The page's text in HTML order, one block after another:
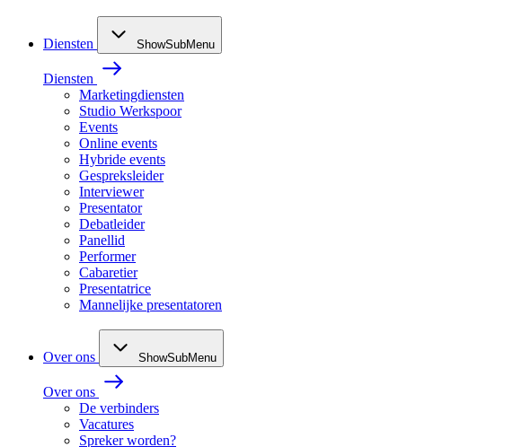
Diensten ShowSubMenu
Diensten
Marketingdiensten
Studio Werkspoor
Events
Online events
Hybride events
Gespreksleider
Interviewer
Presentator
Debatleider
Panellid
Performer
Cabaretier
Presentatrice
Mannelijke presentatoren
Over ons ShowSubMenu
Over ons
De verbinders
Vacatures
Spreker worden?